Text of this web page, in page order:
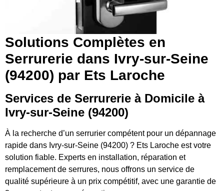
Solutions Complètes en
Serrurerie dans Ivry-sur-Seine
(94200) par Ets Laroche
Services de Serrurerie à Domicile à
Ivry-sur-Seine (94200)
À la recherche d’un serrurier compétent pour un dépannage
rapide dans Ivry-sur-Seine (94200) ? Ets Laroche est votre
solution fiable. Experts en installation, réparation et
remplacement de serrures, nous offrons un service de
qualité supérieure à un prix compétitif, avec une garantie de